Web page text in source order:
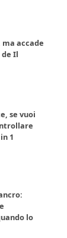
ma accade
Il
se vuoi
1
lo